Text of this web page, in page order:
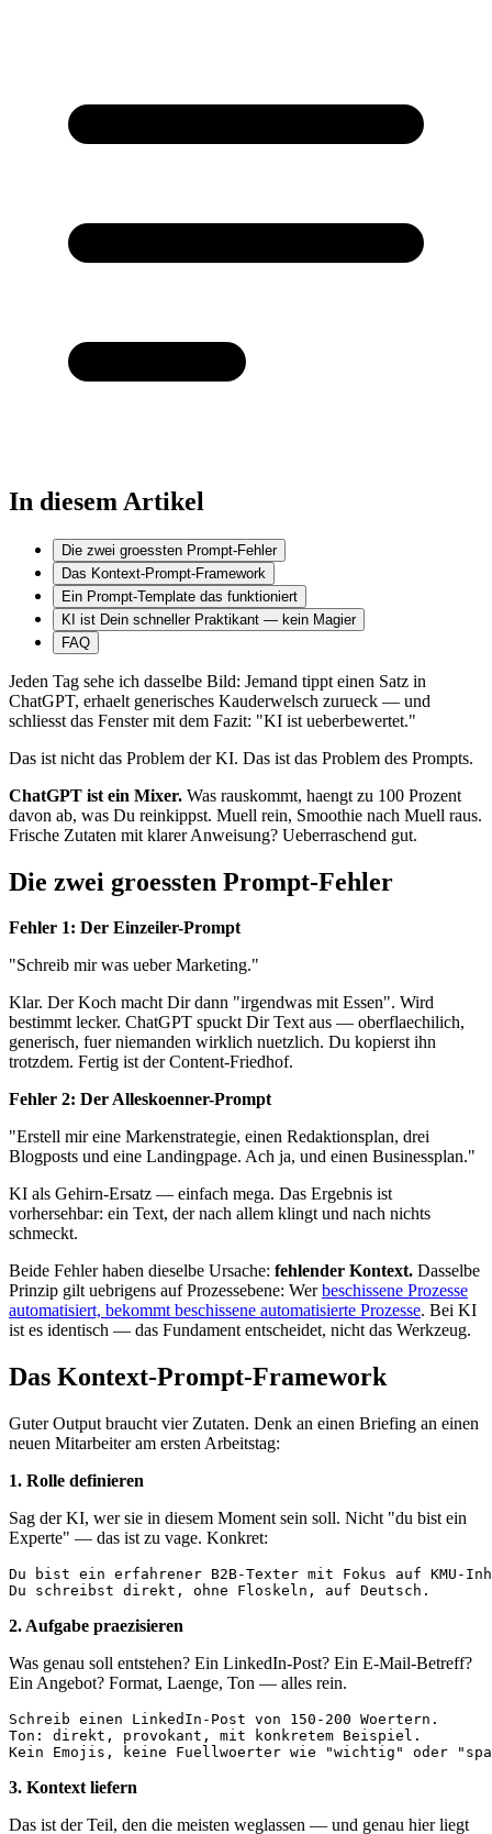
In diesem Artikel
Die zwei groessten Prompt-Fehler
Das Kontext-Prompt-Framework
Ein Prompt-Template das funktioniert
KI ist Dein schneller Praktikant — kein Magier
FAQ
Jeden Tag sehe ich dasselbe Bild: Jemand tippt einen Satz in
ChatGPT, erhaelt generisches Kauderwelsch zurueck — und
schliesst das Fenster mit dem Fazit: "KI ist ueberbewertet."
Das ist nicht das Problem der KI. Das ist das Problem des Prompts.
ChatGPT ist ein Mixer. Was rauskommt, haengt zu 100 Prozent
davon ab, was Du reinkippst. Muell rein, Smoothie nach Muell raus.
Frische Zutaten mit klarer Anweisung? Ueberraschend gut.
Die zwei groessten Prompt-Fehler
Fehler 1: Der Einzeiler-Prompt
"Schreib mir was ueber Marketing."
Klar. Der Koch macht Dir dann "irgendwas mit Essen". Wird
bestimmt lecker. ChatGPT spuckt Dir Text aus — oberflaechilich,
generisch, fuer niemanden wirklich nuetzlich. Du kopierst ihn
trotzdem. Fertig ist der Content-Friedhof.
Fehler 2: Der Alleskoenner-Prompt
"Erstell mir eine Markenstrategie, einen Redaktionsplan, drei
Blogposts und eine Landingpage. Ach ja, und einen Businessplan."
KI als Gehirn-Ersatz — einfach mega. Das Ergebnis ist
vorhersehbar: ein Text, der nach allem klingt und nach nichts
schmeckt.
Beide Fehler haben dieselbe Ursache: fehlender Kontext. Dasselbe
Prinzip gilt uebrigens auf Prozessebene: Werbeschissene Prozesse
automatisiert, bekommt beschissene automatisierte Prozesse. Bei KI
ist es identisch — das Fundament entscheidet, nicht das Werkzeug.
Das Kontext-Prompt-Framework
Guter Output braucht vier Zutaten. Denk an einen Briefing an einen
neuen Mitarbeiter am ersten Arbeitstag:
1. Rolle definieren
Sag der KI, wer sie in diesem Moment sein soll. Nicht "du bist ein
Experte" — das ist zu vage. Konkret:
Du bist ein erfahrener B2B-Texter mit Fokus auf KMU-
2. Aufgabe praezisieren
Was genau soll entstehen? Ein LinkedIn-Post? Ein E-Mail-Betreff?
Ein Angebot? Format, Laenge, Ton — alles rein.
Schreib einen LinkedIn-Post von 150-200 Woertern.
Ton: direkt, provokant, mit konkretem Beispiel.
3. Kontext liefern
Das ist der Teil, den die meisten weglassen — und genau hier liegt